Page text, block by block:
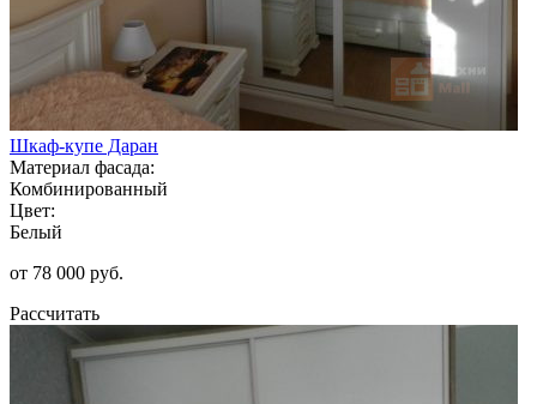
Шкаф-купе Даран
Материал фасада:
Комбинированный
Цвет:
Белый
от 78 000 руб.
Рассчитать